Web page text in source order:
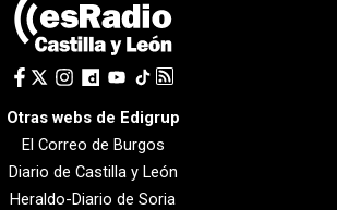
Otras webs de Edigrup
El Correo de Burgos
Diario de Castilla y León
Heraldo-Diario de Soria